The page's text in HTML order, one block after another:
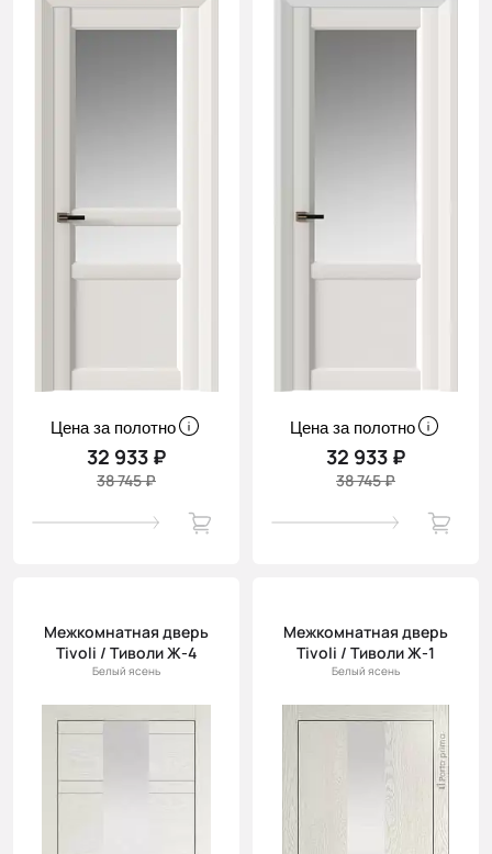
Цена за полотно
32 933 ₽
38 745 ₽
Цена за полотно
32 933 ₽
38 745 ₽
Межкомнатная дверь
Tivoli / Тиволи Ж-4
Белый ясень
Межкомнатная дверь
Tivoli / Тиволи Ж-1
Белый ясень